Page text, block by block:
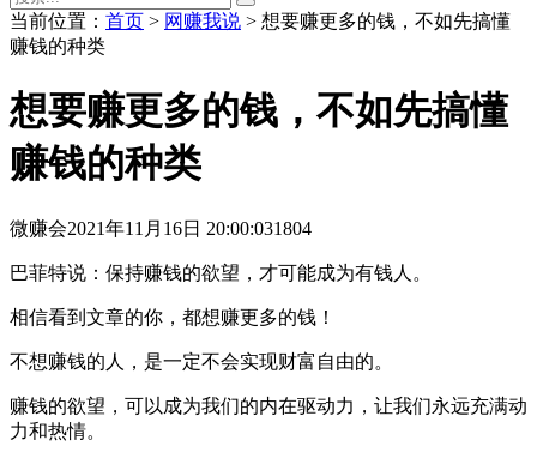
当前位置： 首页 > 网赚我说 > 想要赚更多的钱，不如先搞懂
赚钱的种类
想要赚更多的钱，不如先搞懂
赚钱的种类
微赚会2021年11月16日 20:00:031804
巴菲特说：保持赚钱的欲望，才可能成为有钱人。
相信看到文章的你，都想赚更多的钱！
不想赚钱的人，是一定不会实现财富自由的。
赚钱的欲望，可以成为我们的内在驱动力，让我们永远充满动
力和热情。